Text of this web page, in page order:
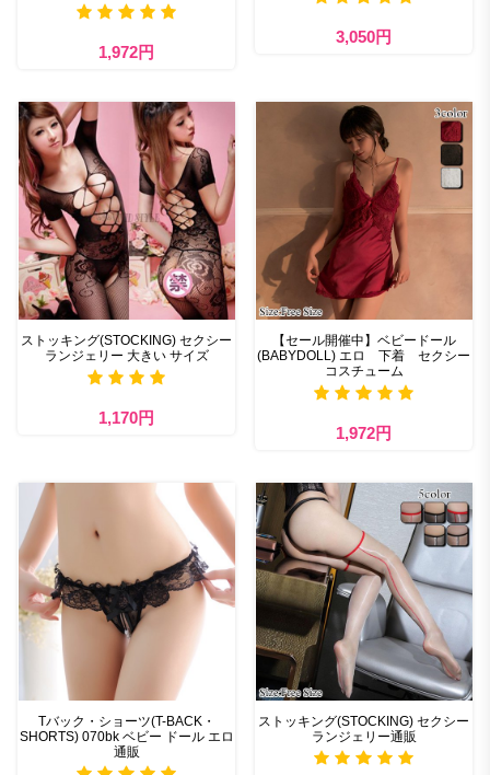
1,972円
3,050円
ストッキング(STOCKING) セクシー
ランジェリー 大きい サイズ
1,170円
【セール開催中】ベビードール
(BABYDOLL) エロ 下着 セクシー
コスチューム
1,972円
Tバック・ショーツ(T-BACK・
SHORTS) 070bk ベビー ドール エロ
通販
ストッキング(STOCKING) セクシー
ランジェリー通販